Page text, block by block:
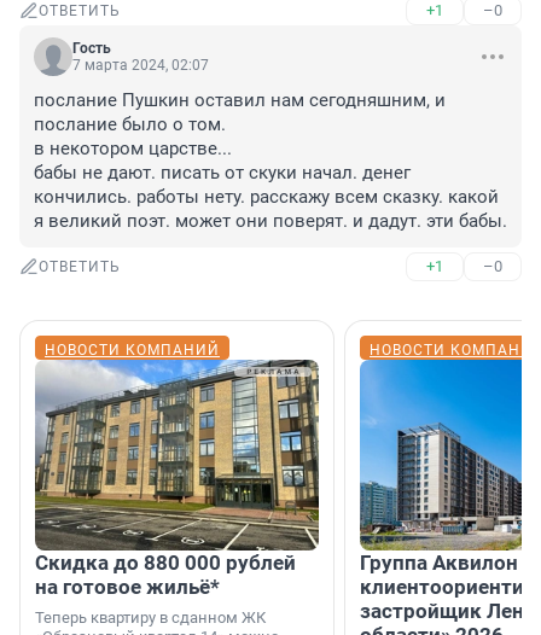
ОТВЕТИТЬ +1 –0
Гость
7 марта 2024, 02:07
послание Пушкин оставил нам сегодняшним, и
послание было о том.
в некотором царстве...
бабы не дают. писать от скуки начал. денег
кончились. работы нету. расскажу всем сказку. какой
я великий поэт. может они поверят. и дадут. эти бабы.
ОТВЕТИТЬ +1 –0
НОВОСТИ КОМПАНИЙ
Скидка до 880 000 рублей
на готовое жильё*
Теперь квартиру в сданном ЖК
НОВОСТИ
Группа Аквилон
застройщик